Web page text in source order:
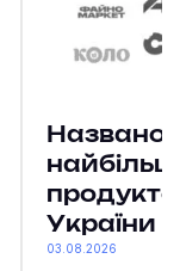
Названо
України
03.08.2026